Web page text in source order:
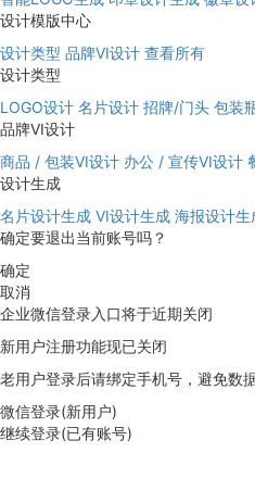
设计模版中心
设计类型 品牌VI设计 查看所有
设计类型
LOGO设计 名片设计 招牌/门头 包装
品牌VI设计
商品 / 包装VI设计 办公 / 宣传VI设计
设计生成
名片设计生成 VI设计生成 海报设计生
确定要退出当前账号吗？
确定
取消
企业微信登录入口将于近期关闭
新用户注册功能现已关闭
老用户登录后请绑定手机号，避免数
微信登录(新用户)
继续登录(已有账号)